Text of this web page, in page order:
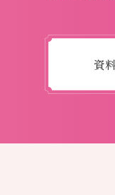
資